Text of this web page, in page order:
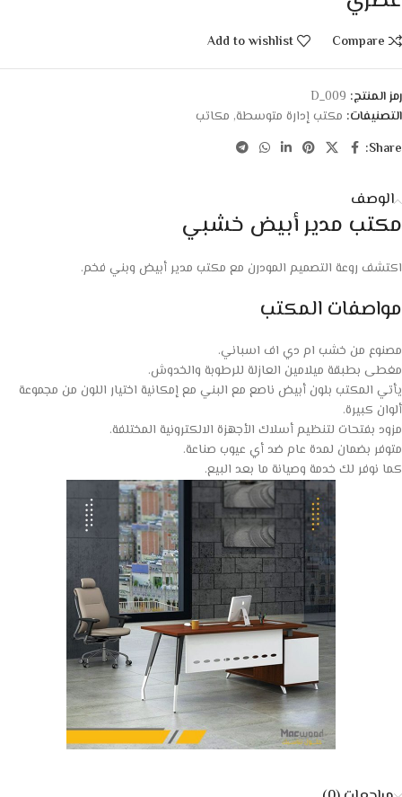
Compare
Add to wishlist
رمز المنتج: D_009
التصنيفات: مكتب إدارة متوسطة, مكاتب
Share:
الوصف
مكتب مدير أبيض خشبي
اكتشف روعة التصميم المودرن مع مكتب مدير أبيض وبني فخم.
مواصفات المكتب
مصنوع من خشب ام دي اف اسباني.
مغطى بطبقة ميلامين العازلة للرطوبة والخدوش.
يأتي المكتب بلون أبيض ناصع مع البني مع إمكانية اختيار اللون من مجموعة
ألوان كبيرة.
مزود بفتحات لتنظيم أسلاك الأجهزة الالكترونية المختلفة.
متوفر بضمان لمدة عام ضد أي عيوب صناعة.
كما نوفر لك خدمة وصيانة ما بعد البيع.